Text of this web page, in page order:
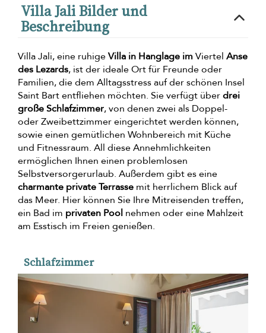
Villa Jali Bilder und
Beschreibung
Villa Jali, eine ruhigeVilla in Hanglage imViertel Anse
des Lezards, ist der ideale Ort für Freunde oder
Familien, die dem Alltagsstress auf der schönen Insel
Saint Bart entfliehen möchten. Sie verfügt überdrei
große Schlafzimmer, von denen zwei als Doppel-
oder Zweibettzimmer eingerichtet werden können,
sowie einen gemütlichen Wohnbereich mit Küche
und Fitnessraum. All diese Annehmlichkeiten
ermöglichen Ihnen einen problemlosen
Selbstversorgerurlaub. Außerdem gibt es eine
charmante private Terrasse mit herrlichem Blick auf
das Meer. Hier können Sie Ihre Mitreisenden treffen,
ein Bad im privaten Pool nehmen oder eine Mahlzeit
am Esstisch im Freien genießen.
Schlafzimmer